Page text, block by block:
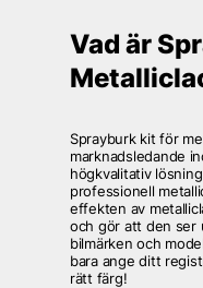
Vad är
Sprayburk kit för
marknadsledande
högkvalitativ
professionell
effekten av
och gör att den ser
bilmärken och
bara ange ditt
rätt färg!